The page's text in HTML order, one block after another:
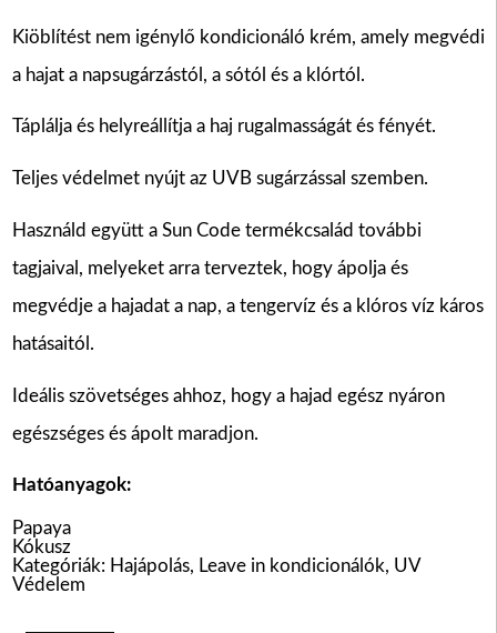
Kiöblítést nem igénylő kondicionáló krém, amely megvédi
a hajat a napsugárzástól, a sótól és a klórtól.
Táplálja és helyreállítja a haj rugalmasságát és fényét.
Teljes védelmet nyújt az UVB sugárzással szemben.
Használd együtt a Sun Code termékcsalád további
tagjaival, melyeket arra terveztek, hogy ápolja és
megvédje a hajadat a nap, a tengervíz és a klóros víz káros
hatásaitól.
Ideális szövetséges ahhoz, hogy a hajad egész nyáron
egészséges és ápolt maradjon.
Hatóanyagok:
Papaya
Kókusz
Kategóriák: Hajápolás, Leave in kondicionálók, UV
Védelem